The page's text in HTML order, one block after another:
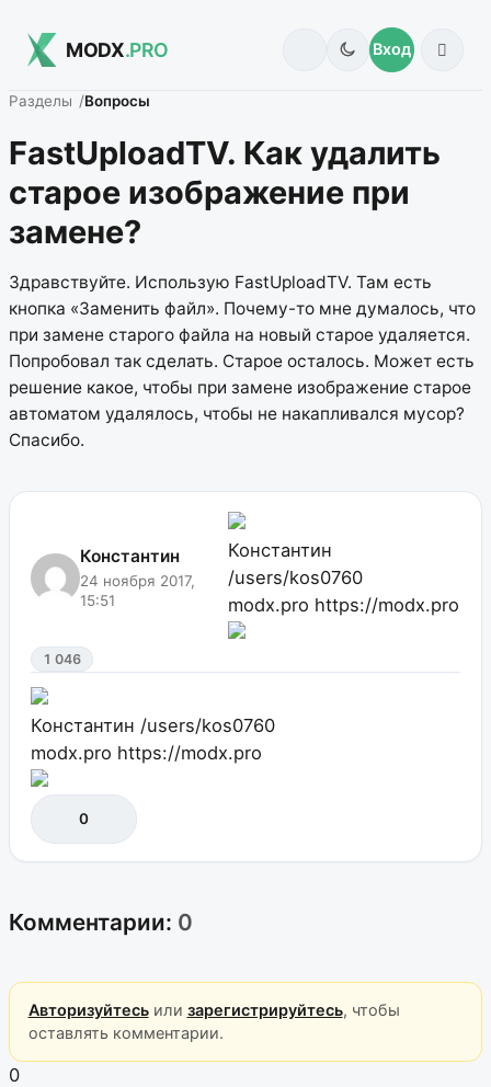
MODX.PRO Вход
Разделы Вопросы
FastUploadTV. Как удалить
старое изображение при
замене?
Здравствуйте. Использую FastUploadTV. Там есть
кнопка «Заменить файл». Почему-то мне думалось, что
при замене старого файла на новый старое удаляется.
Попробовал так сделать. Старое осталось. Может есть
решение какое, чтобы при замене изображение старое
автоматом удалялось, чтобы не накапливался мусор?
Спасибо.
Константин
24 ноября 2017,
15:51
Константин
/users/kos0760
modx.pro https://modx.pro
1 046
Константин /users/kos0760
modx.pro https://modx.pro
0
Комментарии: 0
Авторизуйтесьили зарегистрируйтесь, чтобы
оставлять комментарии.
0